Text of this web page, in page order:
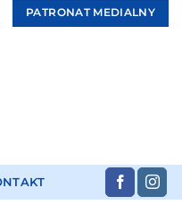
PATRONAT MEDIALNY